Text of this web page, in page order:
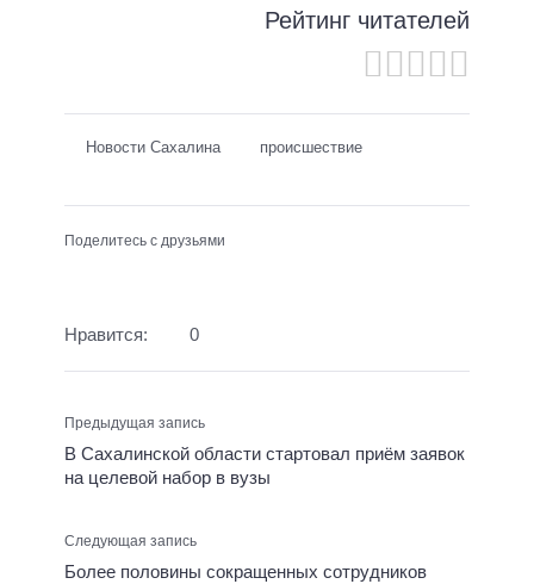
Рейтинг читателей
Новости Сахалина происшествие
Поделитесь с друзьями
Нравится: 0
Предыдущая запись
В Сахалинской области стартовал приём заявок
на целевой набор в вузы
Следующая запись
Более половины сокращенных сотрудников